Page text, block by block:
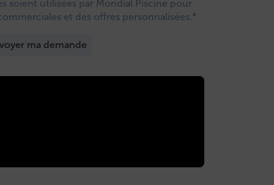
soient utilisées par Mondial Piscine pour
et des offres personnalisées.*